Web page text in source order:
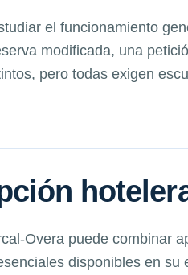
el funcionamiento
modificada, una
pero todas exigen
Overa puede combinar
disponibles en su